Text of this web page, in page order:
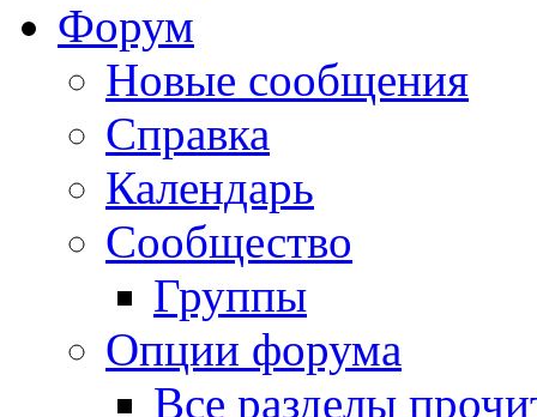
Форум
Новые сообщения
Справка
Календарь
Сообщество
Группы
Опции форума
Все разделы